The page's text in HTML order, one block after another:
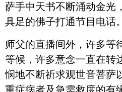
萨手中天书不断涌动金光
具足的佛子打通节目电话。
师父的直播间外，许多等
等候，许多意念一直在转
悯地不断祈求观世音菩萨
重症病者及急需救度的有